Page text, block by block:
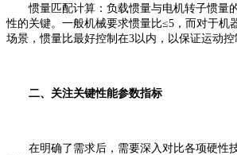
惯量匹配计算：负载惯量与电机转子惯量
性的关键。一般机械要求惯量比≤5，而对于机
场景，惯量比最好控制在3以内，以保证运动控
二、关注关键性能参数指标
在明确了需求后，需要深入对比各项硬性